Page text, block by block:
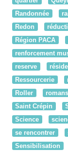
Randonnée
Redon
Région PACA
renforcement
reserve
Ressourcerie
Roller
romans
Saint Crépin
Science
se rencontrer
Sensibilisation